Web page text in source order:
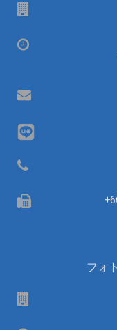
営
Email
Telephone
Fax
フォ